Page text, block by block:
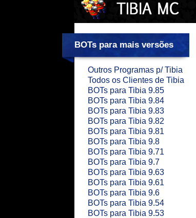
BOTs para mais versões
Outros Programas p/ Tibia
Todos os Clientes de Tibia
BOTs para Tibia 9.85
BOTs para Tibia 9.84
BOTs para Tibia 9.83
BOTs para Tibia 9.82
BOTs para Tibia 9.81
BOTs para Tibia 9.8
BOTs para Tibia 9.71
BOTs para Tibia 9.7
BOTs para Tibia 9.63
BOTs para Tibia 9.61
BOTs para Tibia 9.6
BOTs para Tibia 9.54
BOTs para Tibia 9.53